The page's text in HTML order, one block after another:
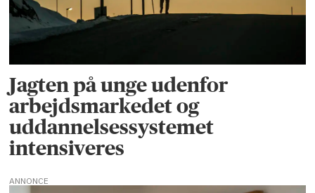
Jagten på unge udenfor
arbejdsmarkedet og
uddannelsessystemet
intensiveres
ANNONCE